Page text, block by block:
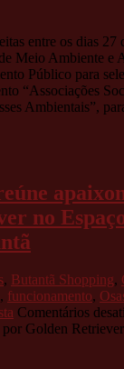
entre os dias 27
Meio Ambiente e
Público para
“Associações
Ambientais”,
no
, Butantã Shopping,
, funcionamento,
Comentários
Golden